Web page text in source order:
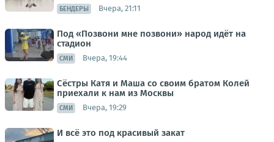
БЕНДЕРЫ Вчера, 21:11
Под «Позвони мне позвони» народ идёт на
стадион
СМИ Вчера, 19:44
Сёстры Катя и Маша со своим братом Колей
приехали к нам из Москвы
СМИ Вчера, 19:29
И всё это под красивый закат